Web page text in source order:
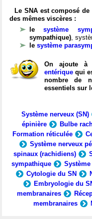
Le SNA est composé
des mêmes viscères :
lesystème
sympathique),
le système
On ajoute à
entérique qui
nombre de
essentiels sur
Système nerveux (SN)
épinière
Bulbe
Formation réticulée
Système nerveux
spinaux (rachidiens)
sympathique
Cytologie du SN
Embryologie du
membranaires
membranaires